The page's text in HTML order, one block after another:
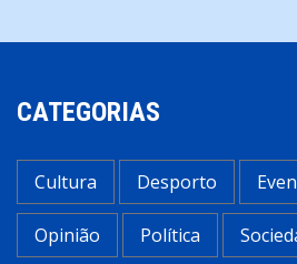
CATEGORIAS
Cultura Desporto
Opinião Política